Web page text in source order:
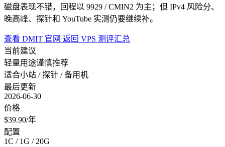
磁盘表现不错，回程以 9929 / CMIN2 为主；但 IPv4 风险分、
晚高峰、探针和 YouTube 实测仍要继续补。
查看 DMIT 官网 返回 VPS 测评汇总
当前建议
轻量用途谨慎推荐
适合小站 / 探针 / 备用机
最后更新
2026-06-30
价格
$39.90/年
配置
1C / 1G / 20G